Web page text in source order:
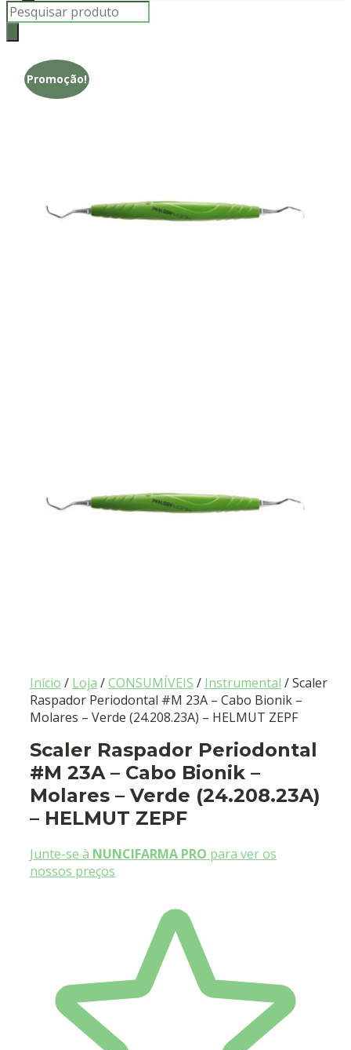
Products
search
Promoção!
Início / Loja /CONSUMÍVEIS / Instrumental / Scaler
Raspador Periodontal #M 23A – Cabo Bionik –
Molares – Verde (24.208.23A) – HELMUT ZEPF
Scaler Raspador Periodontal
#M 23A – Cabo Bionik –
Molares – Verde (24.208.23A)
– HELMUT ZEPF
Junte-se à NUNCIFARMA PRO para ver os
nossos preços